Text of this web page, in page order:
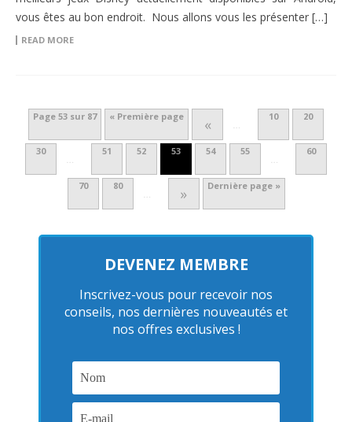
vous êtes au bon endroit. Nous allons vous les présenter […]
READ MORE
Page 53 sur 87 « Première page « …
10 20
30
…
51 52 53 54 55
…
60
70 80
… » Dernière page »
DEVENEZ MEMBRE
Inscrivez-vous pour recevoir nos
conseils, nos dernières nouveautés et
nos offres exclusives !